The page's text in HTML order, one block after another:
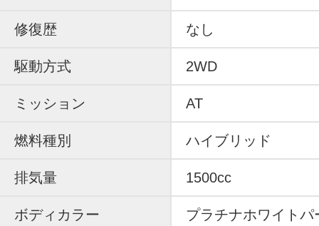
修復歴 なし
駆動方式 2WD
ミッション AT
燃料種別 ハイブリッド
排気量 1500cc
ボディカラー プラチナホワイトパ